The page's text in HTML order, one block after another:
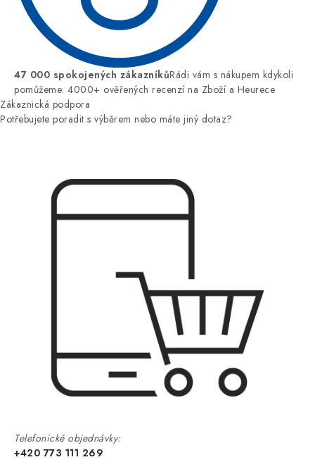
47 000 spokojených zákazníkůRádi vám s nákupem kdykoli
pomůžeme: 4000+ ověřených recenzí na Zboží a Heurece
Zákaznická podpora
Potřebujete poradit s výběrem nebo máte jiný dotaz?
Telefonické objednávky:
+420 773 111 269